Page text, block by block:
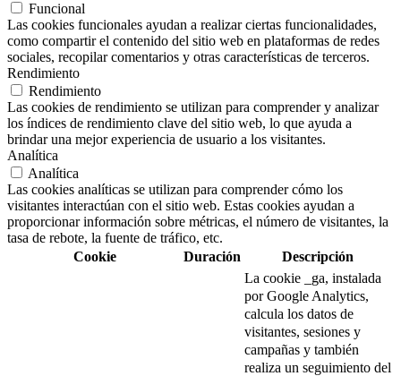
Funcional
Las cookies funcionales ayudan a realizar ciertas funcionalidades,
como compartir el contenido del sitio web en plataformas de redes
sociales, recopilar comentarios y otras características de terceros.
Rendimiento
Rendimiento
Las cookies de rendimiento se utilizan para comprender y analizar
los índices de rendimiento clave del sitio web, lo que ayuda a
brindar una mejor experiencia de usuario a los visitantes.
Analítica
Analítica
Las cookies analíticas se utilizan para comprender cómo los
visitantes interactúan con el sitio web. Estas cookies ayudan a
proporcionar información sobre métricas, el número de visitantes, la
tasa de rebote, la fuente de tráfico, etc.
Cookie
Duración Descripción
La cookie _ga, instalada
por Google Analytics,
calcula los datos de
visitantes, sesiones y
campañas y también
realiza un seguimiento del